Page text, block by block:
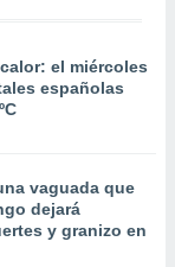
el miércoles
españolas
vaguada que
dejará
y granizo en